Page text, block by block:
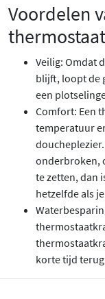
Voordelen
Veilig: Omdat
blijft, loopt de
een
Comfort: Een
temperatuur
onderbroken,
te zetten, dan
hetzelfde als
korte tijd